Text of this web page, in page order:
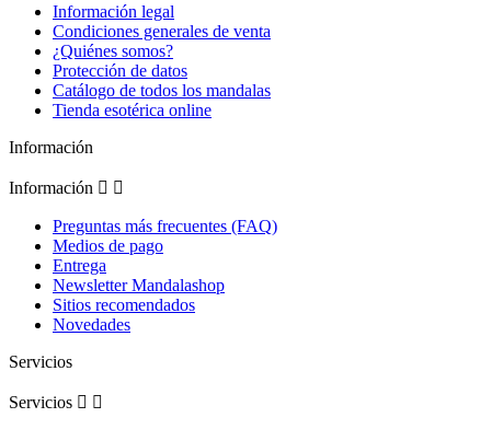
Información legal
Condiciones generales de venta
¿Quiénes somos?
Protección de datos
Catálogo de todos los mandalas
Tienda esotérica online
Información
Información  
Preguntas más frecuentes (FAQ)
Medios de pago
Entrega
Newsletter Mandalashop
Sitios recomendados
Novedades
Servicios
Servicios  